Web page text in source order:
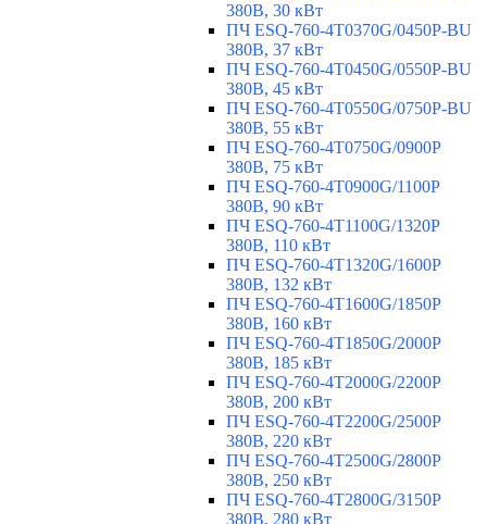
380В, 30 кВт
ПЧ ESQ-760-4T0370G/0450P-BU
380В, 37 кВт
ПЧ ESQ-760-4T0450G/0550P-BU
380В, 45 кВт
ПЧ ESQ-760-4T0550G/0750P-BU
380В, 55 кВт
ПЧ ESQ-760-4T0750G/0900P
380В, 75 кВт
ПЧ ESQ-760-4T0900G/1100P
380В, 90 кВт
ПЧ ESQ-760-4T1100G/1320P
380В, 110 кВт
ПЧ ESQ-760-4T1320G/1600P
380В, 132 кВт
ПЧ ESQ-760-4T1600G/1850P
380В, 160 кВт
ПЧ ESQ-760-4T1850G/2000P
380В, 185 кВт
ПЧ ESQ-760-4T2000G/2200P
380В, 200 кВт
ПЧ ESQ-760-4T2200G/2500P
380В, 220 кВт
ПЧ ESQ-760-4T2500G/2800P
380В, 250 кВт
ПЧ ESQ-760-4T2800G/3150P
380В, 280 кВт